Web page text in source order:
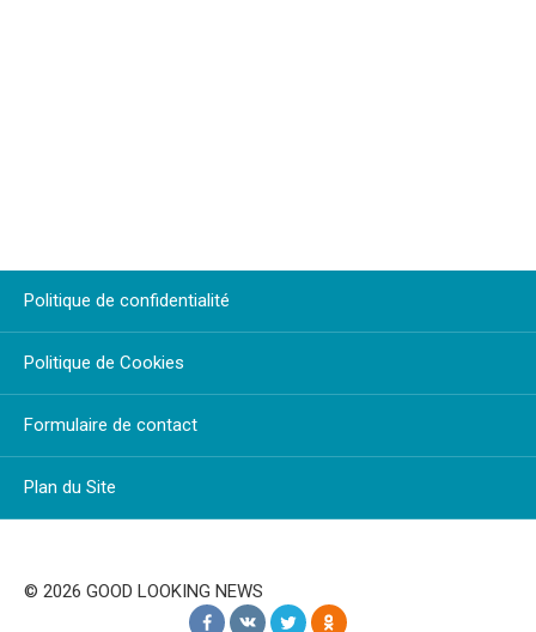
Politique de confidentialité
Politique de Cookies
Formulaire de contact
Plan du Site
© 2026 GOOD LOOKING NEWS